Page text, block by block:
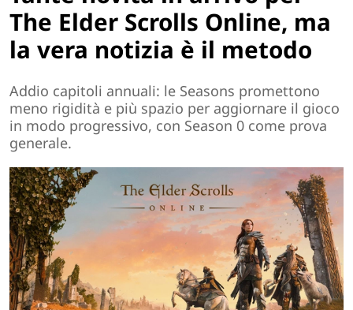
The Elder Scrolls Online, ma
la vera notizia è il metodo
Addio capitoli annuali: le Seasons promettono
meno rigidità e più spazio per aggiornare il gioco
in modo progressivo, con Season 0 come prova
generale.